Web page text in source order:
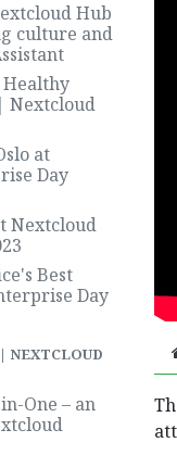
Hub
culture and
Nextcloud
at
Day
Nextcloud
Best
Day
NEXTCLOUD
One – an
品を通じてすべ
はあなたのビジ
当社の製品は
い中小企業向